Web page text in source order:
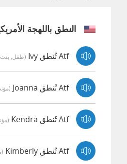
النطق باللهجة
Atf تُنطق Ivy (طفل,
Atf تُنطق Joanna
Atf تُنطق Kendra
Atf تُنطق Kimberly